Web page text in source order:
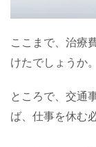
ここまで、治療
けたでしょうか。
ところで、交通
ば、仕事を休む